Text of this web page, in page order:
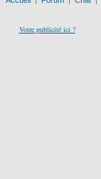
Votre publicité ici ?